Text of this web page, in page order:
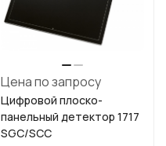
Цена по запросу
Цифровой плоско-
панельный детектор 1717
SGC/SCC